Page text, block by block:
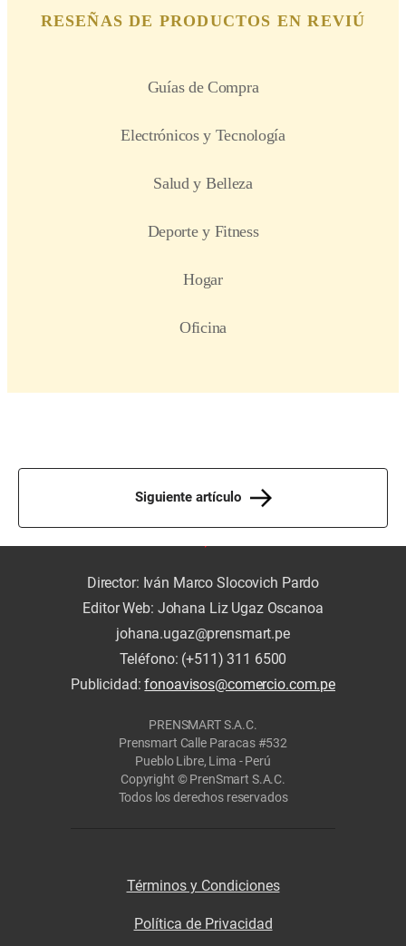
Siguiente artículo
Director: Iván Marco Slocovich Pardo
Editor Web: Johana Liz Ugaz Oscanoa
johana.ugaz@prensmart.pe
Teléfono: (+511) 311 6500
Publicidad:fonoavisos@comercio.com.pe
PRENSMART S.A.C.
Prensmart Calle Paracas #532
Pueblo Libre, Lima - Perú
Copyright © PrenSmart S.A.C.
Todos los derechos reservados
Términos y Condiciones
Política de Privacidad